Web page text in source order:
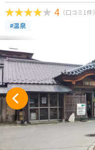
4 （口コミ1件）
#温泉